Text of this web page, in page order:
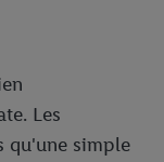
Les
qu'une simple